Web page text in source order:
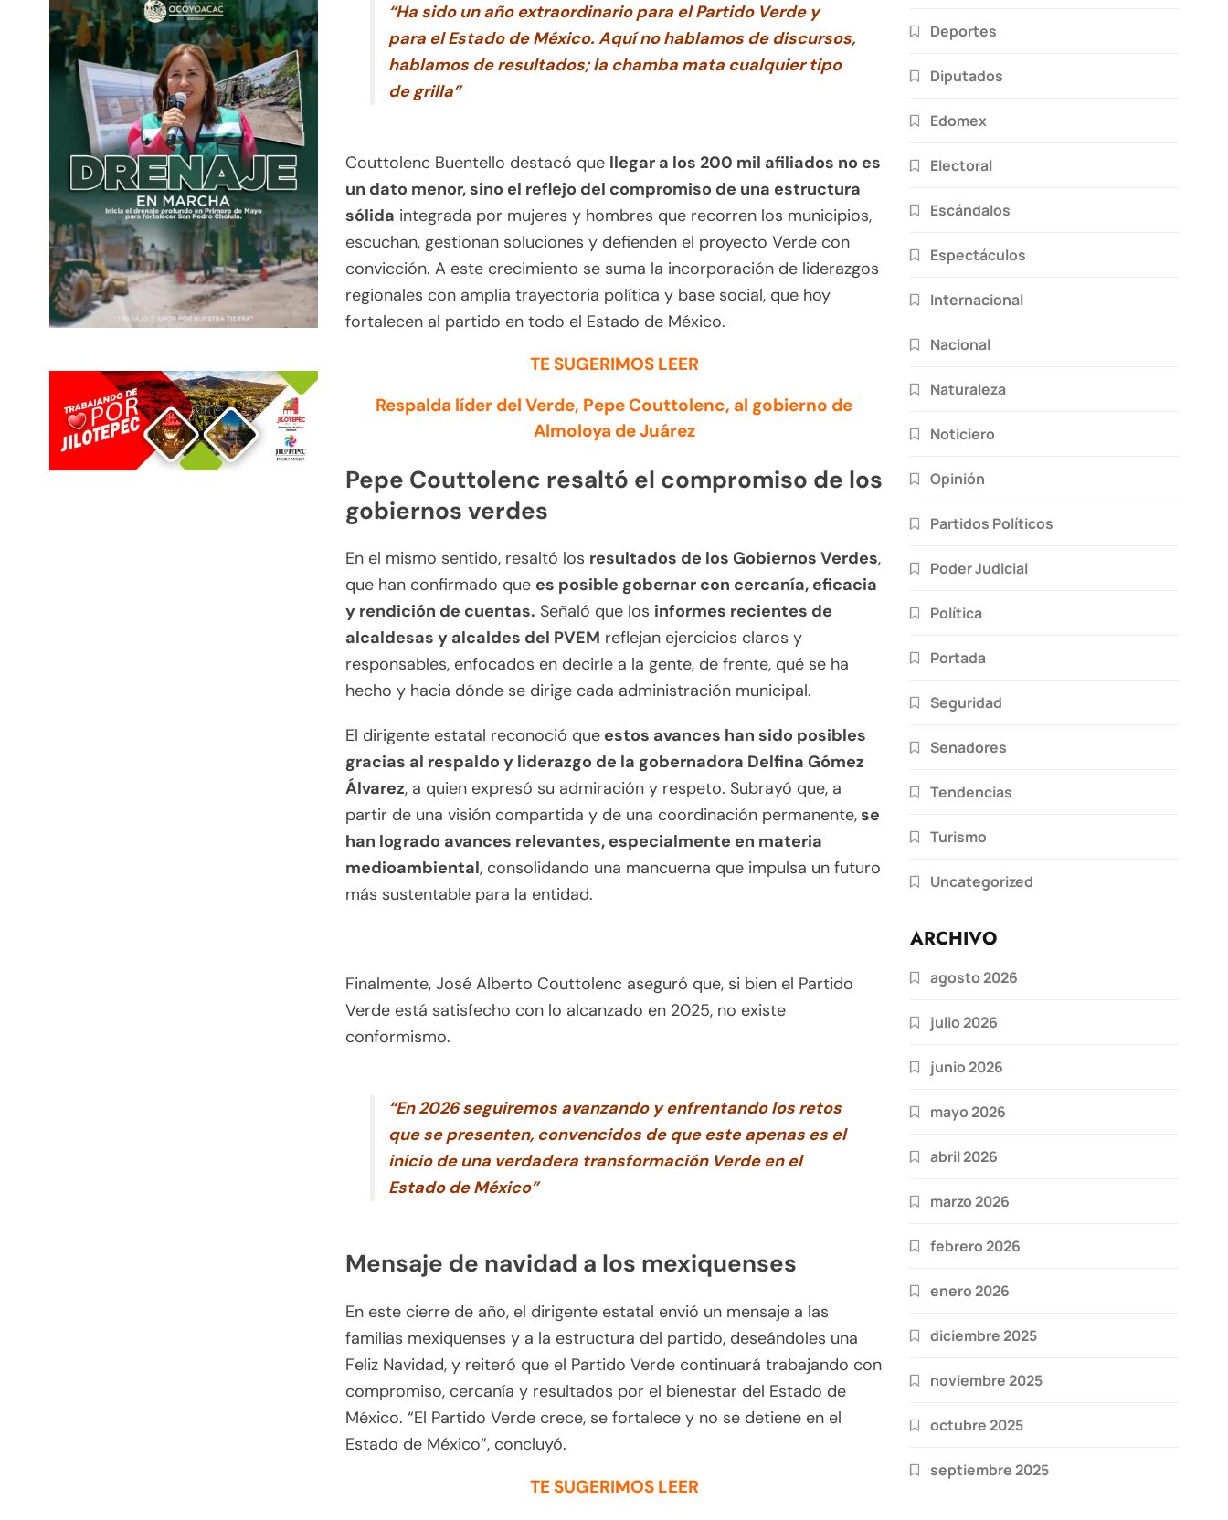
“Ha sido un año extraordinario para el Partido Verde y
para el Estado de México. Aquí no hablamos de discursos,
hablamos de resultados; la chamba mata cualquier tipo
de grilla”
Couttolenc Buentello destacó que llegar a los 200 mil afiliados no es
un dato menor, sino el reflejo del compromiso de una estructura
sólida integrada por mujeres y hombres que recorren los municipios,
escuchan, gestionan soluciones y defienden el proyecto Verde con
convicción. A este crecimiento se suma la incorporación de liderazgos
regionales con amplia trayectoria política y base social, que hoy
fortalecen al partido en todo el Estado de México.
TE SUGERIMOS LEER
Respalda líder del Verde, Pepe Couttolenc, al gobierno de
Almoloya de Juárez
Pepe Couttolenc resaltó el compromiso de los
gobiernos verdes
En el mismo sentido, resaltó los resultados de los Gobiernos Verdes,
que han confirmado que es posible gobernar con cercanía, eficacia
y rendición de cuentas. Señaló que los informes recientes de
alcaldesas y alcaldes del PVEM reflejan ejercicios claros y
responsables, enfocados en decirle a la gente, de frente, qué se ha
hecho y hacia dónde se dirige cada administración municipal.
El dirigente estatal reconoció que estos avances han sido posibles
gracias al respaldo y liderazgo de la gobernadora Delfina Gómez
Álvarez, a quien expresó su admiración y respeto. Subrayó que, a
partir de una visión compartida y de una coordinación permanente,se
han logrado avances relevantes, especialmente en materia
medioambiental, consolidando una mancuerna que impulsa un futuro
más sustentable para la entidad.
Finalmente, José Alberto Couttolenc aseguró que, si bien el Partido
Verde está satisfecho con lo alcanzado en 2025, no existe
conformismo.
“En 2026 seguiremos avanzando y enfrentando los retos
que se presenten, convencidos de que este apenas es el
inicio de una verdadera transformación Verde en el
Estado de México”
Mensaje de navidad a los mexiquenses
En este cierre de año, el dirigente estatal envió un mensaje a las
familias mexiquenses y a la estructura del partido, deseándoles una
Feliz Navidad, y reiteró que el Partido Verde continuará trabajando con
compromiso, cercanía y resultados por el bienestar del Estado de
México. “El Partido Verde crece, se fortalece y no se detiene en el
Estado de México”, concluyó.
TE SUGERIMOS LEER
Deportes
Diputados
Edomex
Electoral
Escándalos
Espectáculos
Internacional
Nacional
Naturaleza
Noticiero
Opinión
Partidos Políticos
Poder Judicial
Política
Portada
Seguridad
Senadores
Tendencias
Turismo
Uncategorized
ARCHIVO
agosto 2026
julio 2026
junio 2026
mayo 2026
abril 2026
marzo 2026
febrero 2026
enero 2026
diciembre 2025
noviembre 2025
octubre 2025
septiembre 2025